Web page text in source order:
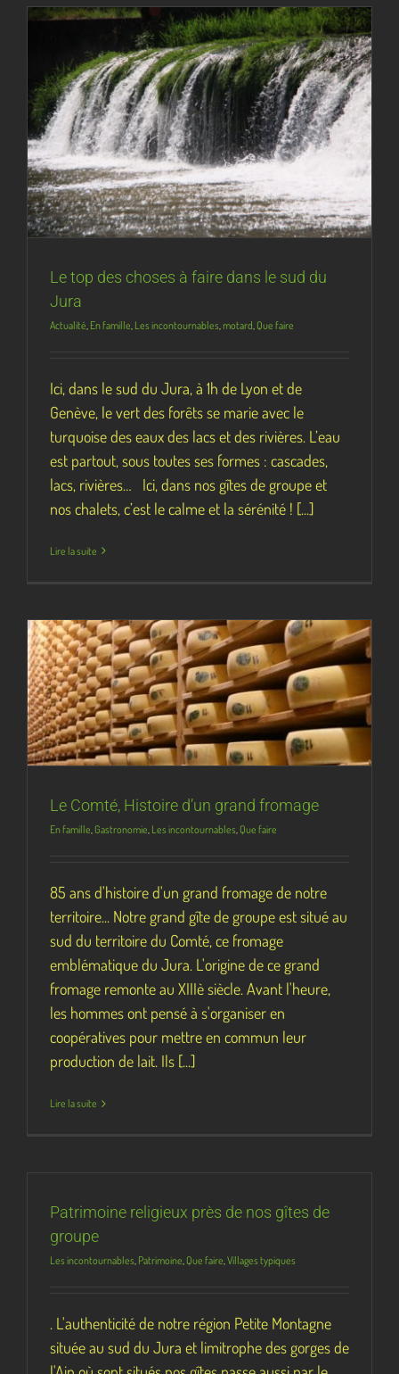
Le top des choses à faire dans le sud du
Jura
Actualité En famille Les incontournables motard Que faire
Ici, dans le sud du Jura, à 1h de Lyon et de
Genève, le vert des forêts se marie avec le
turquoise des eaux des lacs et des rivières. L’eau
est partout, sous toutes ses formes : cascades,
lacs, rivières… Ici, dans nos gîtes de groupe et
nos chalets, c’est le calme et la sérénité ! [...]
Lire la suite
Le Comté, Histoire d’un grand fromage
En famille, Gastronomie, Les incontournables, Que faire
85 ans d'histoire d'un grand fromage de notre
territoire... Notre grand gîte de groupe est situé au
sud du territoire du Comté, ce fromage
emblématique du Jura. L'origine de ce grand
fromage remonte au XIIIè siècle. Avant l'heure,
les hommes ont pensé à s'organiser en
coopératives pour mettre en commun leur
production de lait. Ils [...]
Lire la suite
Patrimoine religieux près de nos gîtes de
groupe
Les incontournables, Patrimoine, Que faire,Villages typiques
. L'authenticité de notre région Petite Montagne
située au sud du Jura et limitrophe des gorges de